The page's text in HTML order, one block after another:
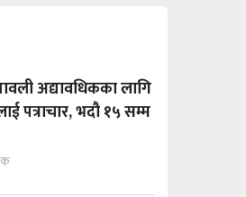
अद्यावधिकका लागि
पत्राचार, भदौ १५ सम्म